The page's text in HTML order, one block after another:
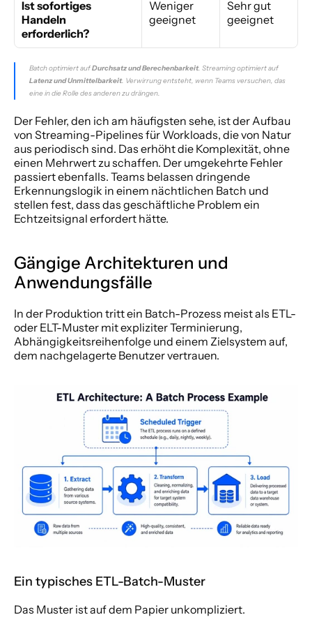
Ist sofortiges
Handeln
erforderlich?
Weniger
geeignet
Sehr gut
geeignet
Batch optimiert auf Durchsatz und Berechenbarkeit
Latenz und Unmittelbarkeit. Verwirrung entsteht, wenn Teams versuchen, das
eine in die Rolle des anderen zu drängen.
Der Fehler, den ich am häufigsten sehe, ist der Aufbau
von Streaming-Pipelines für Workloads, die von Natur
aus periodisch sind. Das erhöht die Komplexität, ohne
einen Mehrwert zu schaffen. Der umgekehrte Fehler
passiert ebenfalls. Teams belassen dringende
Erkennungslogik in einem nächtlichen Batch und
stellen fest, dass das geschäftliche Problem ein
Echtzeitsignal erfordert hätte.
Gängige Architekturen und
Anwendungsfälle
In der Produktion tritt ein Batch-Prozess meist als ETL-
oder ELT-Muster mit expliziter Terminierung,
Abhängigkeitsreihenfolge und einem Zielsystem auf,
dem nachgelagerte Benutzer vertrauen.
Ein typisches ETL-Batch-Muster
Das Muster ist auf dem Papier unkompliziert.